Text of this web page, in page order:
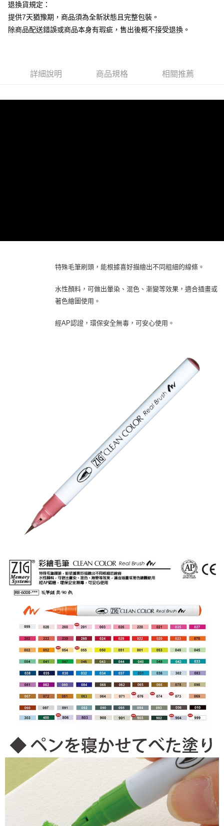
退換貨規定：
提供7天猶豫期，商品須為全新狀態且完整包裝。
除商品配送錯誤或商品本身有瑕疵，售出後概不接受退換。
詳細說明 商品規格 相關推薦
特殊毛筆刷頭，能根據喜好描繪出不同粗細的線條。
水性顏料，可做出暈染、混色、漸變等效果，適合插畫或
著色繪圖使用。
經AP認證，環保安全無毒，可安心使用。